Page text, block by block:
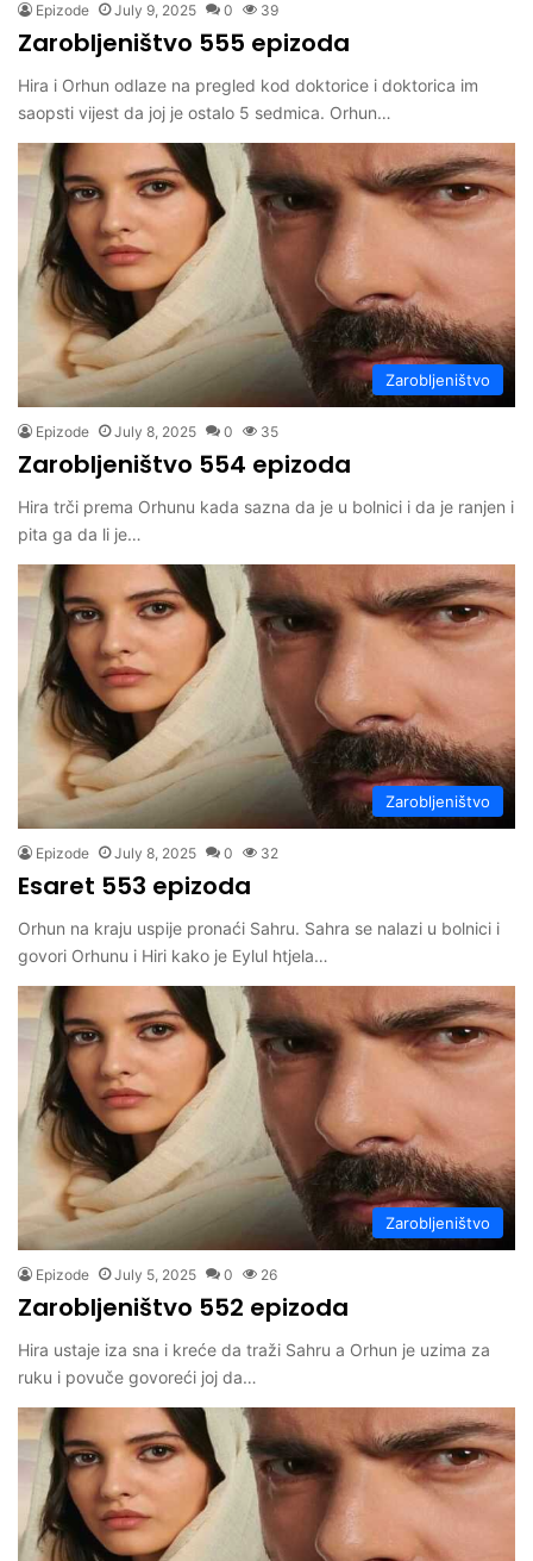
Epizode July 9, 2025 0 39
Zarobljeništvo 555 epizoda
Hira i Orhun odlaze na pregled kod doktorice i doktorica im
saopsti vijest da joj je ostalo 5 sedmica. Orhun…
Zarobljeništvo
Epizode July 8, 2025 0 35
Zarobljeništvo 554 epizoda
Hira trči prema Orhunu kada sazna da je u bolnici i da je ranjen i
pita ga da li je…
Zarobljeništvo
Epizode July 8, 2025 0 32
Esaret 553 epizoda
Orhun na kraju uspije pronaći Sahru. Sahra se nalazi u bolnici i
govori Orhunu i Hiri kako je Eylul htjela…
Zarobljeništvo
Epizode July 5, 2025 0 26
Zarobljeništvo 552 epizoda
Hira ustaje iza sna i kreće da traži Sahru a Orhun je uzima za
ruku i povuče govoreći joj da…